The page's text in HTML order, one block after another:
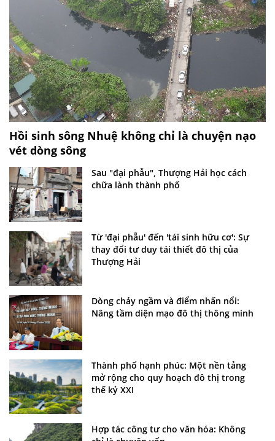
Hồi sinh sông Nhuệ không chỉ là chuyện nạo
vét dòng sông
Sau "đại phẫu", Thượng Hải học cách
chữa lành thành phố
Từ 'đại phẫu' đến 'tái sinh hữu cơ': Sự
thay đổi tư duy tái thiết đô thị của
Thượng Hải
Dòng chảy ngầm và điểm nhấn nổi:
Nâng tầm diện mạo đô thị thông minh
Thành phố hạnh phúc: Một nền tảng
mở rộng cho quy hoạch đô thị trong
thế kỷ XXI
Hợp tác công tư cho văn hóa: Không